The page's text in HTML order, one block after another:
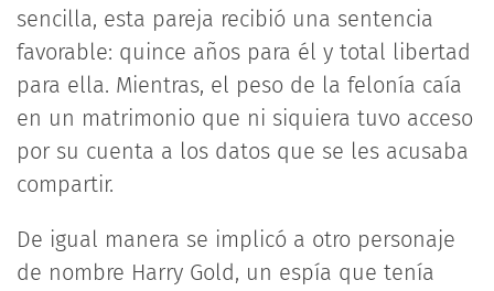
sencilla, esta pareja recibió una sentencia
favorable: quince años para él y total libertad
para ella. Mientras, el peso de la felonía caía
en un matrimonio que ni siquiera tuvo acceso
por su cuenta a los datos que se les acusaba
compartir.
De igual manera se implicó a otro personaje
de nombre Harry Gold, un espía que tenía